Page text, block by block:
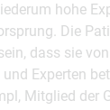
hohe
Die
dass sie
Experten
Mitglied der